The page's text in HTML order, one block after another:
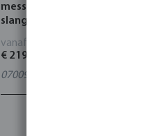
messing capillair x
slangtule
vanaf
€ 219,60
0700952